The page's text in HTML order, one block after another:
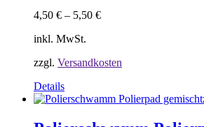
Die
können
auf
der
gewählt
werden
4,50 € – 5,50 €
inkl. MwSt.
zzgl. Versandkosten
DetailsDieses
Produkt
mehrere